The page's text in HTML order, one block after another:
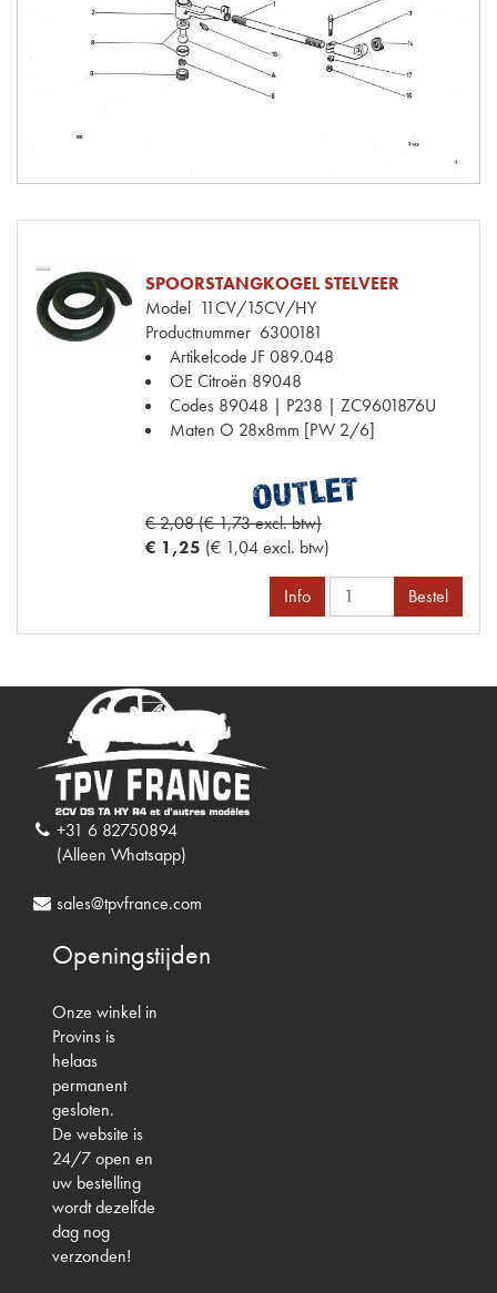
SPOORSTANGKOGEL STELVEER
Model 11CV/15CV/HY
Productnummer 6300181
Artikelcode JF089.048
OE Citroën 89048
Codes 89048 | P238 | ZC9601876U
Maten O 28x8mm [PW 2/6]
€ 2,08 (€ 1,73 excl. btw)
€ 1,25 (€ 1,04 excl. btw)
Info Bestel
+31 6 82750894
(Alleen Whatsapp)
sales@tpvfrance.com
Openingstijden
Onze winkel in
Provins is
helaas
permanent
gesloten.
De website is
24/7 open en
uw bestelling
wordt dezelfde
dag nog
verzonden!